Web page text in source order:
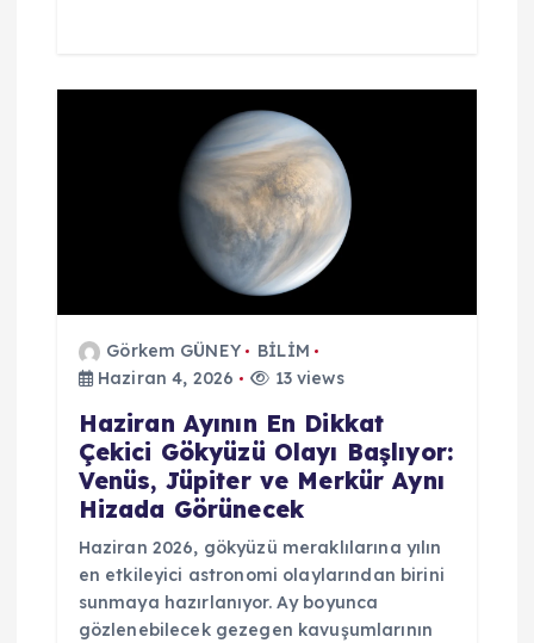
Görkem GÜNEY
BİLİM
Haziran 4, 2026
13 views
Haziran Ayının En Dikkat
Çekici Gökyüzü Olayı Başlıyor:
Venüs, Jüpiter ve Merkür Aynı
Hizada Görünecek
Haziran 2026, gökyüzü meraklılarına yılın
en etkileyici astronomi olaylarından birini
sunmaya hazırlanıyor. Ay boyunca
gözlenebilecek gezegen kavuşumlarının